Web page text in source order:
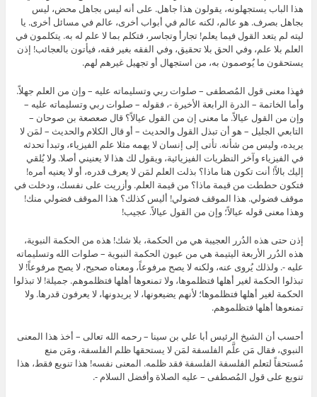
هذا الباب يستجهلونه، يقولون هذا جاهل. على أنه ليس بجاهل محض، ليس
بجاهل بصرف. هو عالم، لكنه عالم في أبواب أخرى، عالم في مسائل أخرى. يا
ليته لم يتعد القول فيما يعلم! تجارأ وتجاسر، فتكلم بما لا علم له به. يتكلمون في
العلم بلا علم، وفي الحق بلا تحقيق، وفي الفقه بغير فقه، فيأتون بالعجائب! إذن
يستحقون ما يُوصمون به، من استجهال أو تجهيل غيرهم لهم.
فهذا معنى قول المُصطفى – صلوات ربي وتسليماته عليه – وإن من العلم جهلاً.
وأما الخاتمة – الدرة الرابعة الأخيرة -، فقوله – صلوات ربي وتسليماته عليه –
وإن من القول عيالاً. ما معنى إن من القول عيالاً؟ قال صعصعة بن صوحان –
التابعي الجليل – هو أن تبذل القول والحديث – أو قال الكلام والحديث – لمَن لا
يريده، وليس من شأنه. تأتى إلى إنسان لا يهمه مثلا علم الفيزياء، وتبدأ تحدثه
في الفيزياء وآخر النظريات الفيزيائية، ويقول لك هذا لا يعنيني أصلا. ولا يُلقي
إليك بالاً! أنت تكون هنا ماذا؟ بذلت العلم لمَن لا يعرف قدره، أو لا يعنيه أمره!
فتكون حططت من قيمة ماذا؟ من قيمة العلم. وأزريت على نفسك، ودخلت في
موقف فضولي. هذا الموقف فضولي! أليس كذلك؟ هذا الموقف فضولي منك!
وهذا معنى قوله عيالاً؛ وإن من القول عيالاً. عجيب!
إذن حتى هذه الدُرر العجيبة هي من الحكمة، بلا شك! هذه من الحكمة النبوية،
هذه الدُرر الأربعة اليتيمة هي من عيون الحكمة النبوية – صلوات الله وتسليماته
عليه -. ولذلك يُروى عنه، ولكنه لا يصح مرفوعاً، ومعناه صحيح، لا يصح مرفوعاً! لا
تبذلوا الحكمة لغير أهلها فتظلموها، ولا تمنعوها أهلها فتظلموهم. جميلة! لا تبذلوا
الحكمة لغير أهلها فتظلموها؛ لأنهم يضيعونها، لا يريدونها، لا يعرفون قدرها. ولا
تمنعوها أهلها فتظلموهم.
أحسب أن الشيخ الرئيس أبا علي بن سينا – رحمه الله تعالى – أخذ هذا المعنى
النبوي، فقال مَن علَّم الفلسفة لمَن لا يستحقها ظلم الفلسفة، ومَن منع
مُستحقاً لتعلم الفلسفة الفلسفة فقد ظلمه. المعنى نفسه! هذا تنويع فقط، هذا
تنويع على قول المُصطفى – عليه الصلاة وأفضل السلام -.